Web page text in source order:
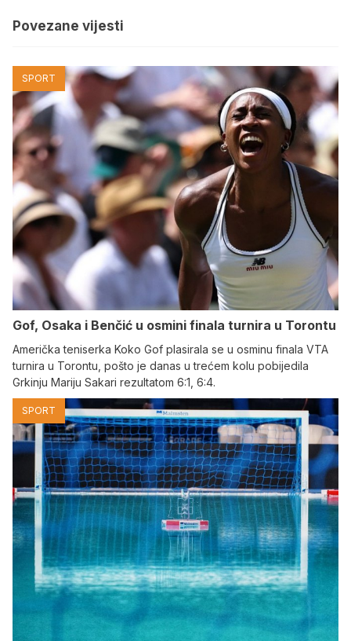
Povezane vijesti
SPORT
Gof, Osaka i Benčić u osmini finala turnira u Torontu
Američka teniserka Koko Gof plasirala se u osminu finala VTA
turnira u Torontu, pošto je danas u trećem kolu pobijedila
Grkinju Mariju Sakari rezultatom 6:1, 6:4.
SPORT